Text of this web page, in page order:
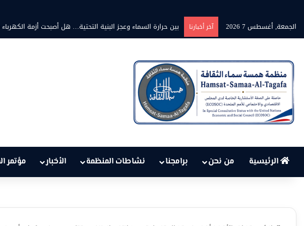
الجمعة, أغسطس 7 2026
آخر أخبارنا برنامج” قلوب شاعرة” بين الشاعر محمد ثابت والشاعرة فاطمة
الرئيسية من نحن برامجنا نشاطات المنظمة الأخبار مؤتمر